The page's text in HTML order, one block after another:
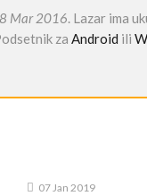
Mar 2016. Lazar ima
za Android ili
07 Jan 2019